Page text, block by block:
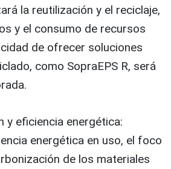
la reutilización y el reciclaje,
y el consumo de recursos
de ofrecer soluciones
como SopraEPS R, será
y eficiencia energética:
energética en uso, el foco
de los materiales